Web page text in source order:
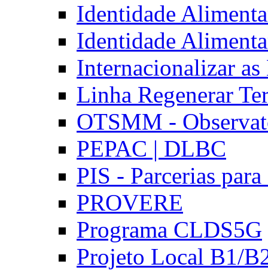
Identidade
Identidade
Internacionalizar
Linha Regenerar
OTSMM -
PEPAC | DLBC
PIS - Parcerias
PROVERE
Programa CLDS5G
Projeto Local B1/